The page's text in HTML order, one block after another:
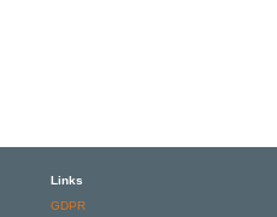
Links
GDPR